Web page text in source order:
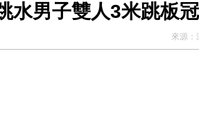
水男子雙人3米跳板
來源：